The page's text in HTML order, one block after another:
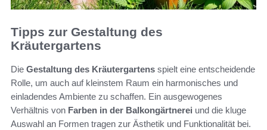
Tipps zur Gestaltung des
Kräutergartens
Die Gestaltung des Kräutergartens spielt eine entscheidende
Rolle, um auch auf kleinstem Raum ein harmonisches und
einladendes Ambiente zu schaffen. Ein ausgewogenes
Verhältnis von Farben in der Balkongärtnerei und die kluge
Auswahl an Formen tragen zur Ästhetik und Funktionalität bei.